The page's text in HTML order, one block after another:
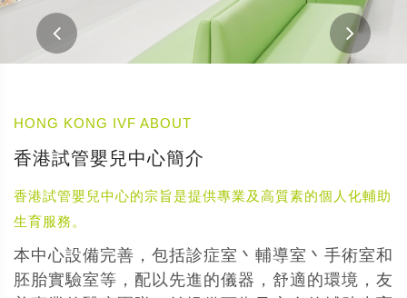
HONG KONG IVF ABOUT
香港試管嬰兒中心簡介
香港試管嬰兒中心的宗旨是提供專業及高質素的個人化輔助
生育服務。
本中心設備完善，包括診症室丶輔導室丶手術室和
胚胎實驗室等，配以先進的儀器，舒適的環境，友